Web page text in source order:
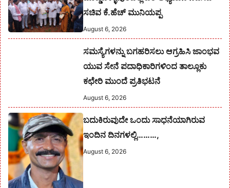
ಸಚಿವ ಕೆ.ಹೆಚ್ ಮುನಿಯಪ್ಪ
August 6, 2026
ಸಮಸ್ಯೆಗಳನ್ನು ಬಗಹರಿಸಲು ಆಗ್ರಹಿಸಿ ಜಾಂಭವ
ಯುವ ಸೇನೆ ಪದಾಧಿಕಾರಿಗಳಿಂದ ತಾಲ್ಲೂಕು
ಕಛೇರಿ ಮುಂದೆ ಪ್ರತಿಭಟನೆ
August 6, 2026
ಬದುಕಿರುವುದೇ ಒಂದು ಸಾಧನೆಯಾಗಿರುವ
ಇಂದಿನ ದಿನಗಳಲ್ಲಿ………,
August 6, 2026